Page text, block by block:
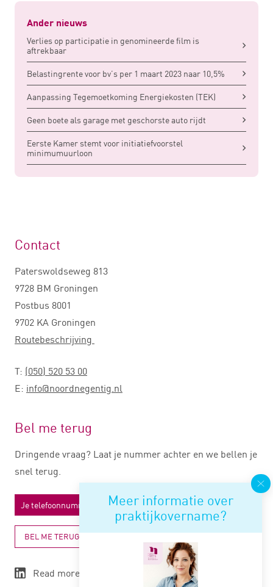
Ander nieuws
Verlies op participatie in genomineerde film is
aftrekbaar
Belastingrente voor bv’s per 1 maart 2023 naar 10,5%
Aanpassing Tegemoetkoming Energiekosten (TEK)
Geen boete als garage met geschorste auto rijdt
Eerste Kamer stemt voor initiatiefvoorstel
minimumuurloon
Meer informatie over
praktijkovername?
Contact
Paterswoldseweg 813
9728 BM Groningen
Postbus 8001
9702 KA Groningen
Routebeschrijving
T: (050) 520 53 00
E: info@noordnegentig.nl
Bel me terug
Dringende vraag? Laat je nummer achter en we bellen je
snel terug.
BEL ME TERUG
Read more